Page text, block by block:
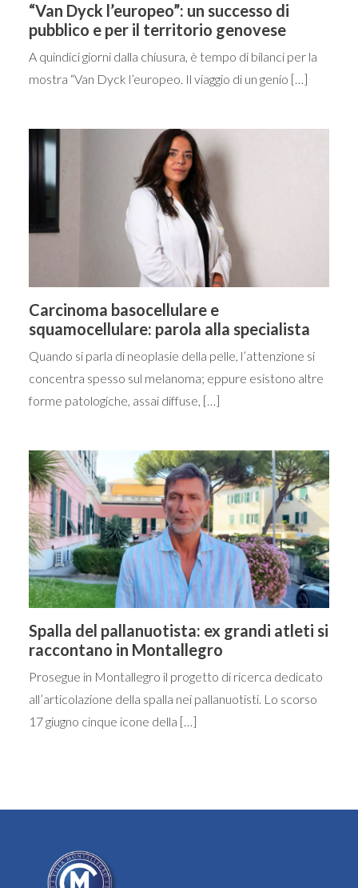
“Van Dyck l’europeo”: un successo di
pubblico e per il territorio genovese
A quindici giorni dalla chiusura, è tempo di bilanci per la
mostra “Van Dyck l’europeo. Il viaggio di un genio […]
Carcinoma basocellulare e
squamocellulare: parola alla specialista
Quando si parla di neoplasie della pelle, l’attenzione si
concentra spesso sul melanoma; eppure esistono altre
forme patologiche, assai diffuse, […]
Spalla del pallanuotista: ex grandi atleti si
raccontano in Montallegro
Prosegue in Montallegro il progetto di ricerca dedicato
all’articolazione della spalla nei pallanuotisti. Lo scorso
17 giugno cinque icone della […]